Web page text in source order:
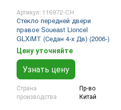
Артикул: 116972-CH
Стекло передней двери
правое Soueast Lioncel
GLXiMТ (Седан 4-х Дв) (2006-)
Цену уточняйте
Узнать цену
Страна
производства
Пр-во
Китай